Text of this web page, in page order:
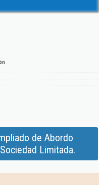
de Abordo
Limitada.